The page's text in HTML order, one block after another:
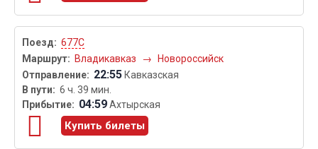
677С
Владикавказ
→ Новороссийск
22:55 Кавказская
6 ч. 39 мин.
04:59Ахтырская
Купить билеты